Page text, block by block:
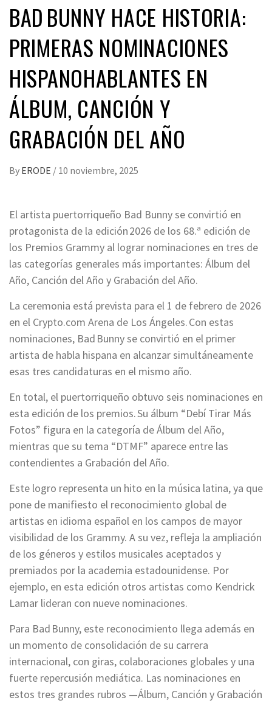
BAD BUNNY HACE HISTORIA:
PRIMERAS NOMINACIONES
HISPANOHABLANTES EN
ÁLBUM, CANCIÓN Y
GRABACIÓN DEL AÑO
By ERODE / 10 noviembre, 2025
El artista puertorriqueño Bad Bunny se convirtió en
protagonista de la edición 2026 de los 68.ª edición de
los Premios Grammy al lograr nominaciones en tres de
las categorías generales más importantes: Álbum del
Año, Canción del Año y Grabación del Año.
La ceremonia está prevista para el 1 de febrero de 2026
en el Crypto.com Arena de Los Ángeles. Con estas
nominaciones, Bad Bunny se convirtió en el primer
artista de habla hispana en alcanzar simultáneamente
esas tres candidaturas en el mismo año.
En total, el puertorriqueño obtuvo seis nominaciones en
esta edición de los premios. Su álbum “Debí Tirar Más
Fotos” figura en la categoría de Álbum del Año,
mientras que su tema “DTMF” aparece entre las
contendientes a Grabación del Año.
Este logro representa un hito en la música latina, ya que
pone de manifiesto el reconocimiento global de
artistas en idioma español en los campos de mayor
visibilidad de los Grammy. A su vez, refleja la ampliación
de los géneros y estilos musicales aceptados y
premiados por la academia estadounidense. Por
ejemplo, en esta edición otros artistas como Kendrick
Lamar lideran con nueve nominaciones.
Para Bad Bunny, este reconocimiento llega además en
un momento de consolidación de su carrera
internacional, con giras, colaboraciones globales y una
fuerte repercusión mediática. Las nominaciones en
estos tres grandes rubros —Álbum, Canción y Grabación